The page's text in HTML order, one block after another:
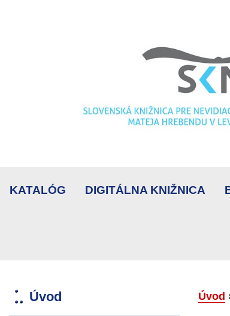
KATALÓG DIGITÁLNA KNIŽNICA
Úvod Úvod